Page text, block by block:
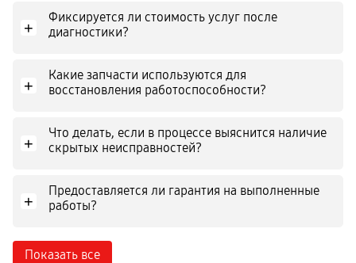
+
Фиксируется ли стоимость услуг после
диагностики?
+
Какие запчасти используются для
восстановления работоспособности?
+
Что делать, если в процессе выяснится наличие
скрытых неисправностей?
+
Предоставляется ли гарантия на выполненные
работы?
Показать все